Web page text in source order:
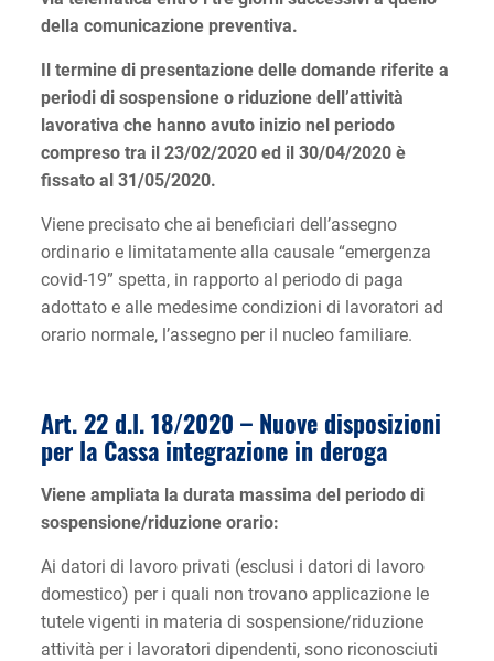
della comunicazione preventiva.
Il termine di presentazione delle domande riferite a
periodi di sospensione o riduzione dell’attività
lavorativa che hanno avuto inizio nel periodo
compreso tra il 23/02/2020 ed il 30/04/2020 è
fissato al 31/05/2020.
Viene precisato che ai beneficiari dell’assegno
ordinario e limitatamente alla causale “emergenza
covid-19” spetta, in rapporto al periodo di paga
adottato e alle medesime condizioni di lavoratori ad
orario normale, l’assegno per il nucleo familiare.
Art. 22 d.l. 18/2020 – Nuove disposizioni
per la Cassa integrazione in deroga
Viene ampliata la durata massima del periodo di
sospensione/riduzione orario:
Ai datori di lavoro privati (esclusi i datori di lavoro
domestico) per i quali non trovano applicazione le
tutele vigenti in materia di sospensione/riduzione
attività per i lavoratori dipendenti, sono riconosciuti